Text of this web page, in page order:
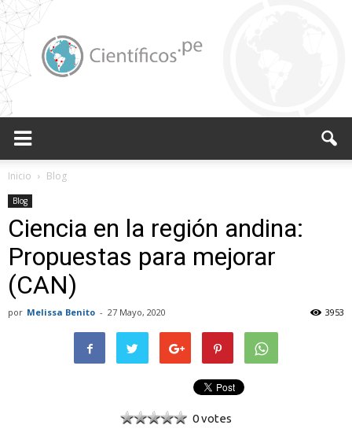
Cientificos
Inicio Blog
Blog
Ciencia en la región andina:
Propuestas para mejorar
(CAN)
por Melissa Benito - 27 Mayo, 2020 3953
0 votes